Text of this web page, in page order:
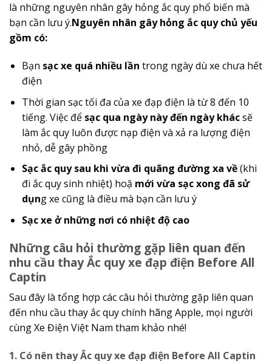
là những nguyên nhân gây hỏng ắc quy phổ biến mà
bạn cần lưu ý.Nguyên nhân gây hỏng ắc quy chủ yếu
gồm có:
Bạn sạc xe quá nhiều lần trong ngày dù xe chưa hết
điện
Thời gian sạc tối đa của xe đạp điện là từ 8 đến 10
tiếng. Việc đểsạc qua ngày này đến ngày khácsẽ
làm ắc quy luôn được nạp điện và xả ra lượng điện
nhỏ, dễ gây phồng
Sạc ắc quy sau khi vừa đi quãng đường xa về(khi
đi ắc quy sinh nhiệt) hoặ mới vừa sạc xong đã sử
dụng xe cũng là điều mà bạn cần lưu ý
Sạc xe ở những nơi có nhiệt độ cao
Những câu hỏi thường gặp liên quan đến
nhu cầu thay Ắc quy xe đạp điện Before All
Captin
Sau đây là tổng hợp các câu hỏi thường gặp liên quan
đến nhu cầu thay ắc quy chính hãng Apple, mọi người
cùng Xe Điện Việt Nam tham khảo nhé!
1. Có nên thay Ắc quy xe đạp điện Before All Captin